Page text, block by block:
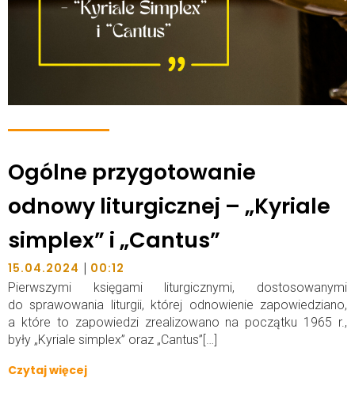
Ogólne przygotowanie
odnowy liturgicznej – „Kyriale
simplex” i „Cantus”
15.04.2024 | 00:12
Pierwszymi księgami liturgicznymi, dostosowanymi
do sprawowania liturgii, której odnowienie zapowiedziano,
a które to zapowiedzi zrealizowano na początku 1965 r.,
były „Kyriale simplex” oraz „Cantus”[…]
Czytaj więcej